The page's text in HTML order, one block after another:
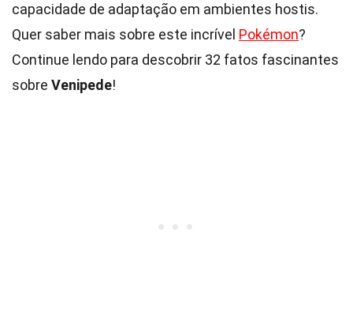
capacidade de adaptação em ambientes hostis.
Quer saber mais sobre este incrível Pokémon?
Continue lendo para descobrir 32 fatos fascinantes
sobre Venipede!